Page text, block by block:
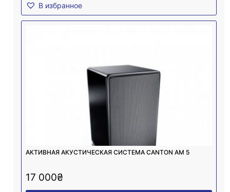
В избранное
АКТИВНАЯ АКУСТИЧЕСКАЯ СИСТЕМА CANTON AM 5
17 000₴